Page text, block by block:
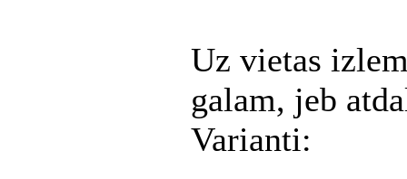
Uz vietas
galam, jeb
Varianti: